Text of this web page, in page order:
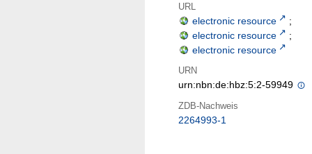
URL
electronic resource
;
electronic resource
;
electronic resource
URN
urn:nbn:de:hbz:5:2-59949
ZDB-Nachweis
2264993-1